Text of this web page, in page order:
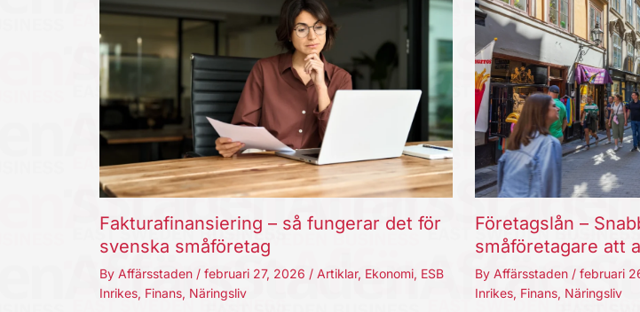
Fakturafinansiering – så fungerar det för
svenska småföretag
By Affärsstaden / februari 27, 2026 / Artiklar, Ekonomi, ESB
Inrikes, Finans, Näringsliv
Företagslån –
småföretagare att
By Affärsstaden / februari
Inrikes, Finans, Näringsliv